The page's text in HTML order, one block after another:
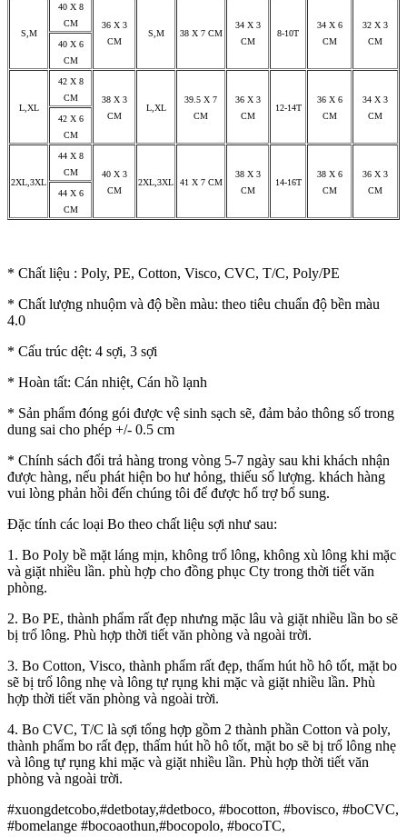
S,M
40 X 8
CM
36 X 3
CM
S,M 38 X 7 CM
34 X 3
CM
8-10T
34 X 6
CM
32 X 3
CM
40 X 6
CM
L,XL
42 X 8
CM
38 X 3
CM
L,XL
39.5 X 7
CM
36 X 3
CM
12-14T
36 X 6
CM
34 X 3
CM
42 X 6
CM
2XL,3XL
44 X 8
CM
40 X 3
CM
2XL,3XL 41 X 7 CM
38 X 3
CM
14-16T
38 X 6
CM
36 X 3
CM
44 X 6
CM
* Chất liệu : Poly, PE, Cotton, Visco, CVC, T/C, Poly/PE
* Chất lượng nhuộm và độ bền màu: theo tiêu chuẩn độ bền màu
4.0
* Cấu trúc dệt: 4 sợi, 3 sợi
* Hoàn tất: Cán nhiệt, Cán hồ lạnh
* Sản phẩm đóng gói được vệ sinh sạch sẽ, đảm bảo thông số trong
dung sai cho phép +/- 0.5 cm
* Chính sách đổi trả hàng trong vòng 5-7 ngày sau khi khách nhận
được hàng, nếu phát hiện bo hư hỏng, thiếu số lượng. khách hàng
vui lòng phản hồi đến chúng tôi để được hổ trợ bổ sung.
Đặc tính các loại Bo theo chất liệu sợi như sau:
1. Bo Poly bề mặt láng mịn, không trổ lông, không xù lông khi mặc
và giặt nhiều lần. phù hợp cho đồng phục Cty trong thời tiết văn
phòng.
2. Bo PE, thành phẩm rất đẹp nhưng mặc lâu và giặt nhiều lần bo sẽ
bị trổ lông. Phù hợp thời tiết văn phòng và ngoài trời.
3. Bo Cotton, Visco, thành phẩm rất đẹp, thấm hút hồ hô tốt, mặt bo
sẽ bị trổ lông nhẹ và lông tự rụng khi mặc và giặt nhiều lần. Phù
hợp thời tiết văn phòng và ngoài trời.
4. Bo CVC, T/C là sợi tổng hợp gồm 2 thành phần Cotton và poly,
thành phẩm bo rất đẹp, thấm hút hồ hô tốt, mặt bo sẽ bị trổ lông nhẹ
và lông tự rụng khi mặc và giặt nhiều lần. Phù hợp thời tiết văn
phòng và ngoài trời.
#xuongdetcobo,#detbotay,#detboco, #bocotton, #bovisco, #boCVC,
#bomelange #bocoaothun,#bocopolo, #bocoTC,